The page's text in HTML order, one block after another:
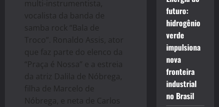
multi-instrumentista,
vocalista da banda de
samba rock “Bala de
Troco”. Ronaldo Assis, ator
que faz parte do elenco da
“Praça é Nossa” e a estreia
da atriz Dalila de Nóbrega,
filha de Marcelo de
Nóbrega, e neta de Carlos
futuro:
hidrogênio
verde
impulsiona
nova
fronteira
industrial
no Brasil